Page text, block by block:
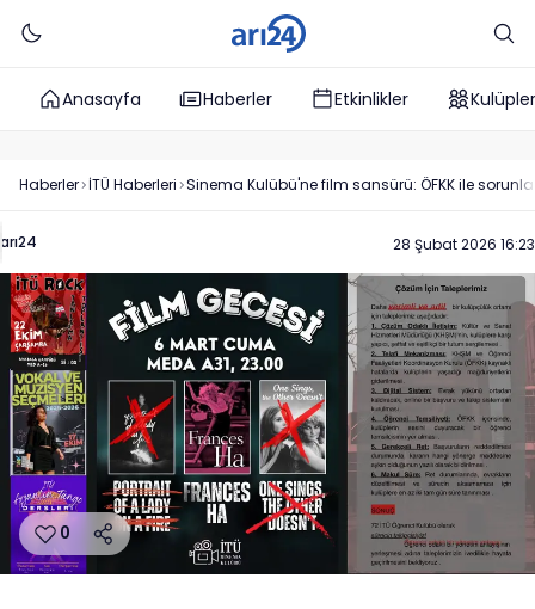
Anasayfa Haberler Etkinlikler Kulüpler
Haberler İTÜ Haberleri Sinema Kulübü'ne film sansürü: ÖFKK ile
arı24 28 Şubat 2026 16:23
0